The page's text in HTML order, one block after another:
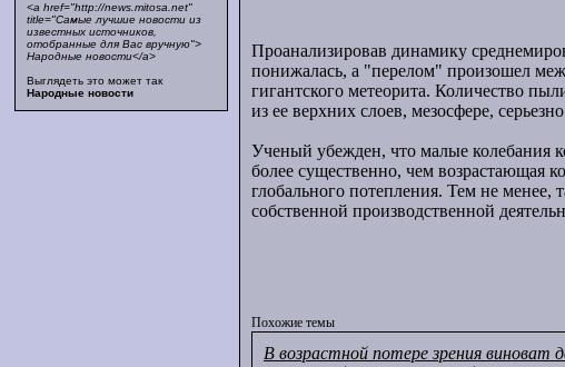
<a href="http://news.mitosa.net"
title="Самые лучшие новости из
известных источников,
отобранные для Вас вручную">
Народные новости</a>
Выглядеть это может так
Народные новости
Проанализировав динамику
понижалась, а "перелом" произошел
гигантского метеорита. Количество
из ее верхних слоев, мезосфере,
Ученый убежден, что малые колебания
более существенно, чем возрастающая
глобального потепления. Тем не менее,
собственной производственной
Похожие темы
В возрастной потере зрения виноват